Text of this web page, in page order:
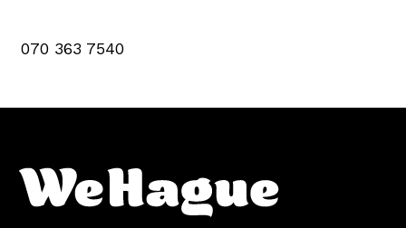
070 363 7540